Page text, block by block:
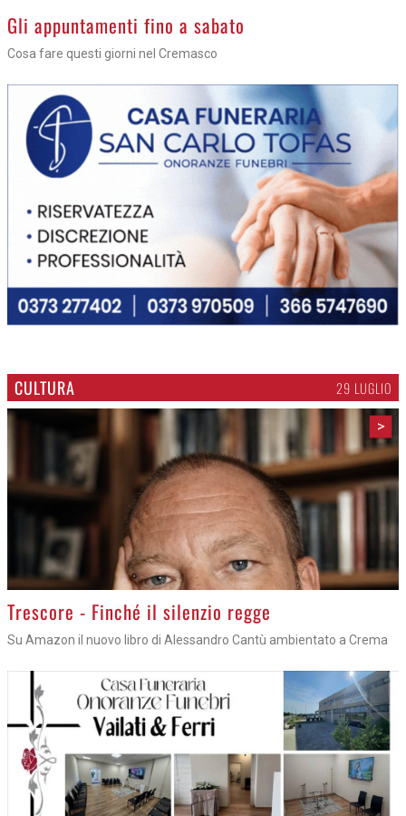
Gli appuntamenti fino a sabato
Cosa fare questi giorni nel Cremasco
CULTURA 29 LUGLIO
>
Trescore - Finché il silenzio regge
Su Amazon il nuovo libro di Alessandro Cantù ambientato a Crema